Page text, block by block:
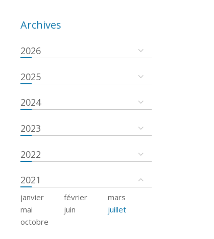
Archives
2026
2025
2024
2023
2022
2021
janvier février
mars
mai
juin
juillet
octobre